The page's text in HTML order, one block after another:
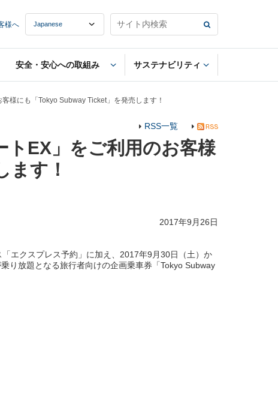
安全・安心への取組み サステナビリティ
様へ
様にも「Tokyo Subway Ticket」を発売します！
RSS一覧
トEX」をご利用のお客様
ます！
2017年9月26日
エクスプレス予約」に加え、2017年9月30日（土）か
り放題となる旅行者向けの企画乗車券「Tokyo Subway